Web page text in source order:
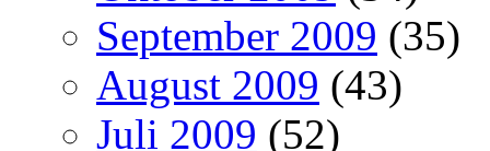
September 2009 (35)
August 2009 (43)
Juli 2009 (52)